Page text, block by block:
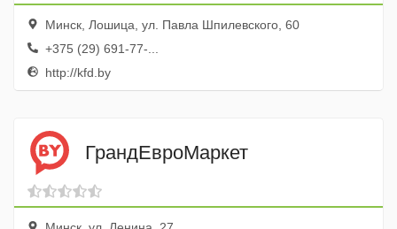
Минск, Лошица, ул. Павла Шпилевского, 60
+375 (29) 691-77-...
http://kfd.by
ГрандЕвроМаркет